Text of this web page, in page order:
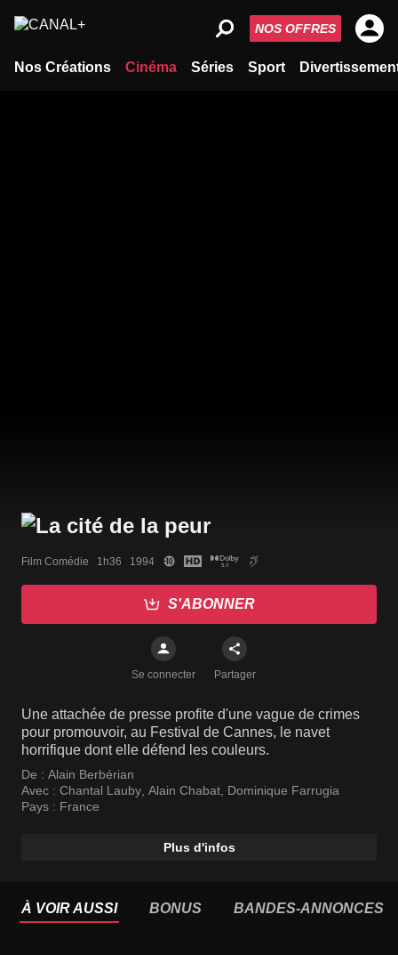
Nos Créations Cinéma Séries Sport
NOS OFFRES
Film Comédie   1h36   1994
S'ABONNER
Se connecter Partager
Une attachée de presse profite d'une vague de crimes
pour promouvoir, au Festival de Cannes, le navet
horrifique dont elle défend les couleurs.
De : Alain Berbérian
Avec : Chantal Lauby, Alain Chabat, Dominique Farrugia
Pays : France
Plus d'infos
À VOIR AUSSI BONUS BANDES-ANNONCES